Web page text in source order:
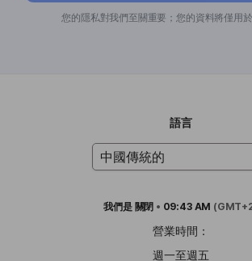
您的隱私對我們至關重要；您的資料將僅用於
語言
我們是 關閉 • 09:43 AM
營業時間：
週一至週五